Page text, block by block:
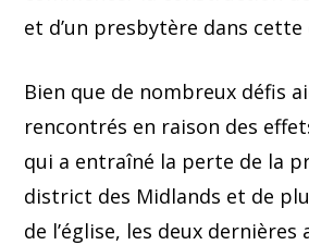
et d’un presbytère dans cette
Bien que de nombreux défis
rencontrés en raison des
qui a entraîné la perte de la
district des Midlands et de
de l’église, les deux dernières